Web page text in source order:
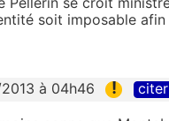
soit imposable
à 04h46 ! citer